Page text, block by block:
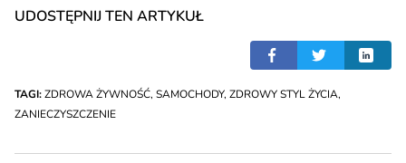
UDOSTĘPNIJ TEN ARTYKUŁ
TAGI:ZDROWA ŻYWNOŚĆ, SAMOCHODY, ZDROWY STYL ŻYCIA,
ZANIECZYSZCZENIE